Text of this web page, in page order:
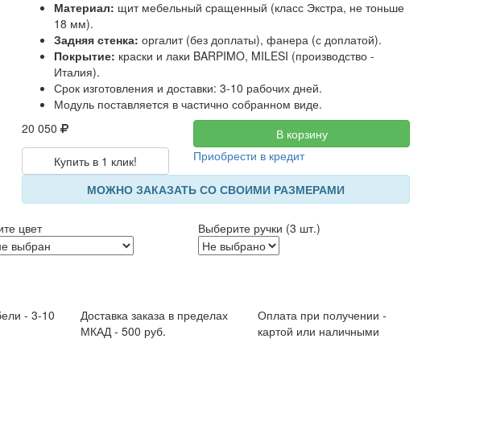
Материал: щит мебельный сращенный (класс Экстра, не тоньше
18 мм).
Задняя стенка: оргалит (без доплаты), фанера (с доплатой).
Покрытие: краски и лаки BARPIMO, MILESI (производство -
Италия).
Срок изготовления и доставки: 3-10 рабочих дней.
Модуль поставляется в частично собранном виде.
20 050
В корзину
Купить в 1 клик!
Приобрести в кредит
МОЖНО ЗАКАЗАТЬ СО СВОИМИ РАЗМЕРАМИ
цвет Выберите ручки (3 шт.)
- 3-10
Доставка заказа в пределах
МКАД - 500 руб.
Оплата при получении -
картой или наличными